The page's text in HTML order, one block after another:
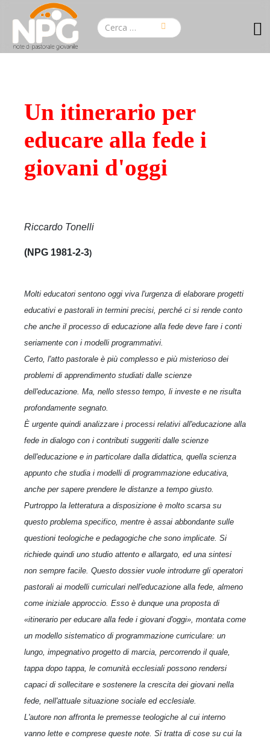
Un itinerario per
educare alla fede i
giovani d'oggi
Riccardo Tonelli
(NPG 1981-2-3)
Molti educatori sentono oggi viva l'urgenza di elaborare progetti
educativi e pastorali in termini precisi, perché ci si rende conto
che anche il processo di educazione alla fede deve fare i conti
seriamente con i modelli programmativi.
Certo, l'atto pastorale è più complesso e più misterioso dei
problemi di apprendimento studiati dalle scienze
dell'educazione. Ma, nello stesso tempo, li investe e ne risulta
profondamente segnato.
È urgente quindi analizzare i processi relativi all'educazione alla
fede in dialogo con i contributi suggeriti dalle scienze
dell'educazione e in particolare dalla didattica, quella scienza
appunto che studia i modelli di programmazione educativa,
anche per sapere prendere le distanze a tempo giusto.
Purtroppo la letteratura a disposizione è molto scarsa su
questo problema specifico, mentre è assai abbondante sulle
questioni teologiche e pedagogiche che sono implicate. Si
richiede quindi uno studio attento e allargato, ed una sintesi
non sempre facile. Questo dossier vuole introdurre gli operatori
pastorali ai modelli curriculari nell'educazione alla fede, almeno
come iniziale approccio. Esso è dunque una proposta di
«itinerario per educare alla fede i giovani d'oggi», montata come
un modello sistematico di programmazione curriculare: un
lungo, impegnativo progetto di marcia, percorrendo il quale,
tappa dopo tappa, le comunità ecclesiali possono rendersi
capaci di sollecitare e sostenere la crescita dei giovani nella
fede, nell'attuale situazione sociale ed ecclesiale.
L'autore non affronta le premesse teologiche al cui interno
vanno lette e comprese queste note. Si tratta di cose su cui la